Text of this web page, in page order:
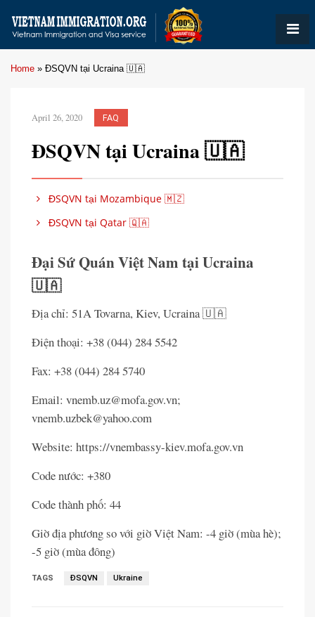
Home » ĐSQVN tại Ucraina 🇺🇦
April 26, 2020 FAQ
ĐSQVN tại Ucraina 🇺🇦
ĐSQVN tại Mozambique 🇲🇿
ĐSQVN tại Qatar 🇶🇦
Đại Sứ Quán Việt Nam tại Ucraina
🇺🇦
Địa chỉ: 51A Tovarna, Kiev, Ucraina 🇺🇦
Điện thoại: +38 (044) 284 5542
Fax: +38 (044) 284 5740
Email: vnemb.uz@mofa.gov.vn;
vnemb.uzbek@yahoo.com
Website: https://vnembassy-kiev.mofa.gov.vn
Code nước: +380
Code thành phố: 44
Giờ địa phương so với giờ Việt Nam: -4 giờ (mùa hè);
-5 giờ (mùa đông)
TAGS ĐSQVN Ukraine